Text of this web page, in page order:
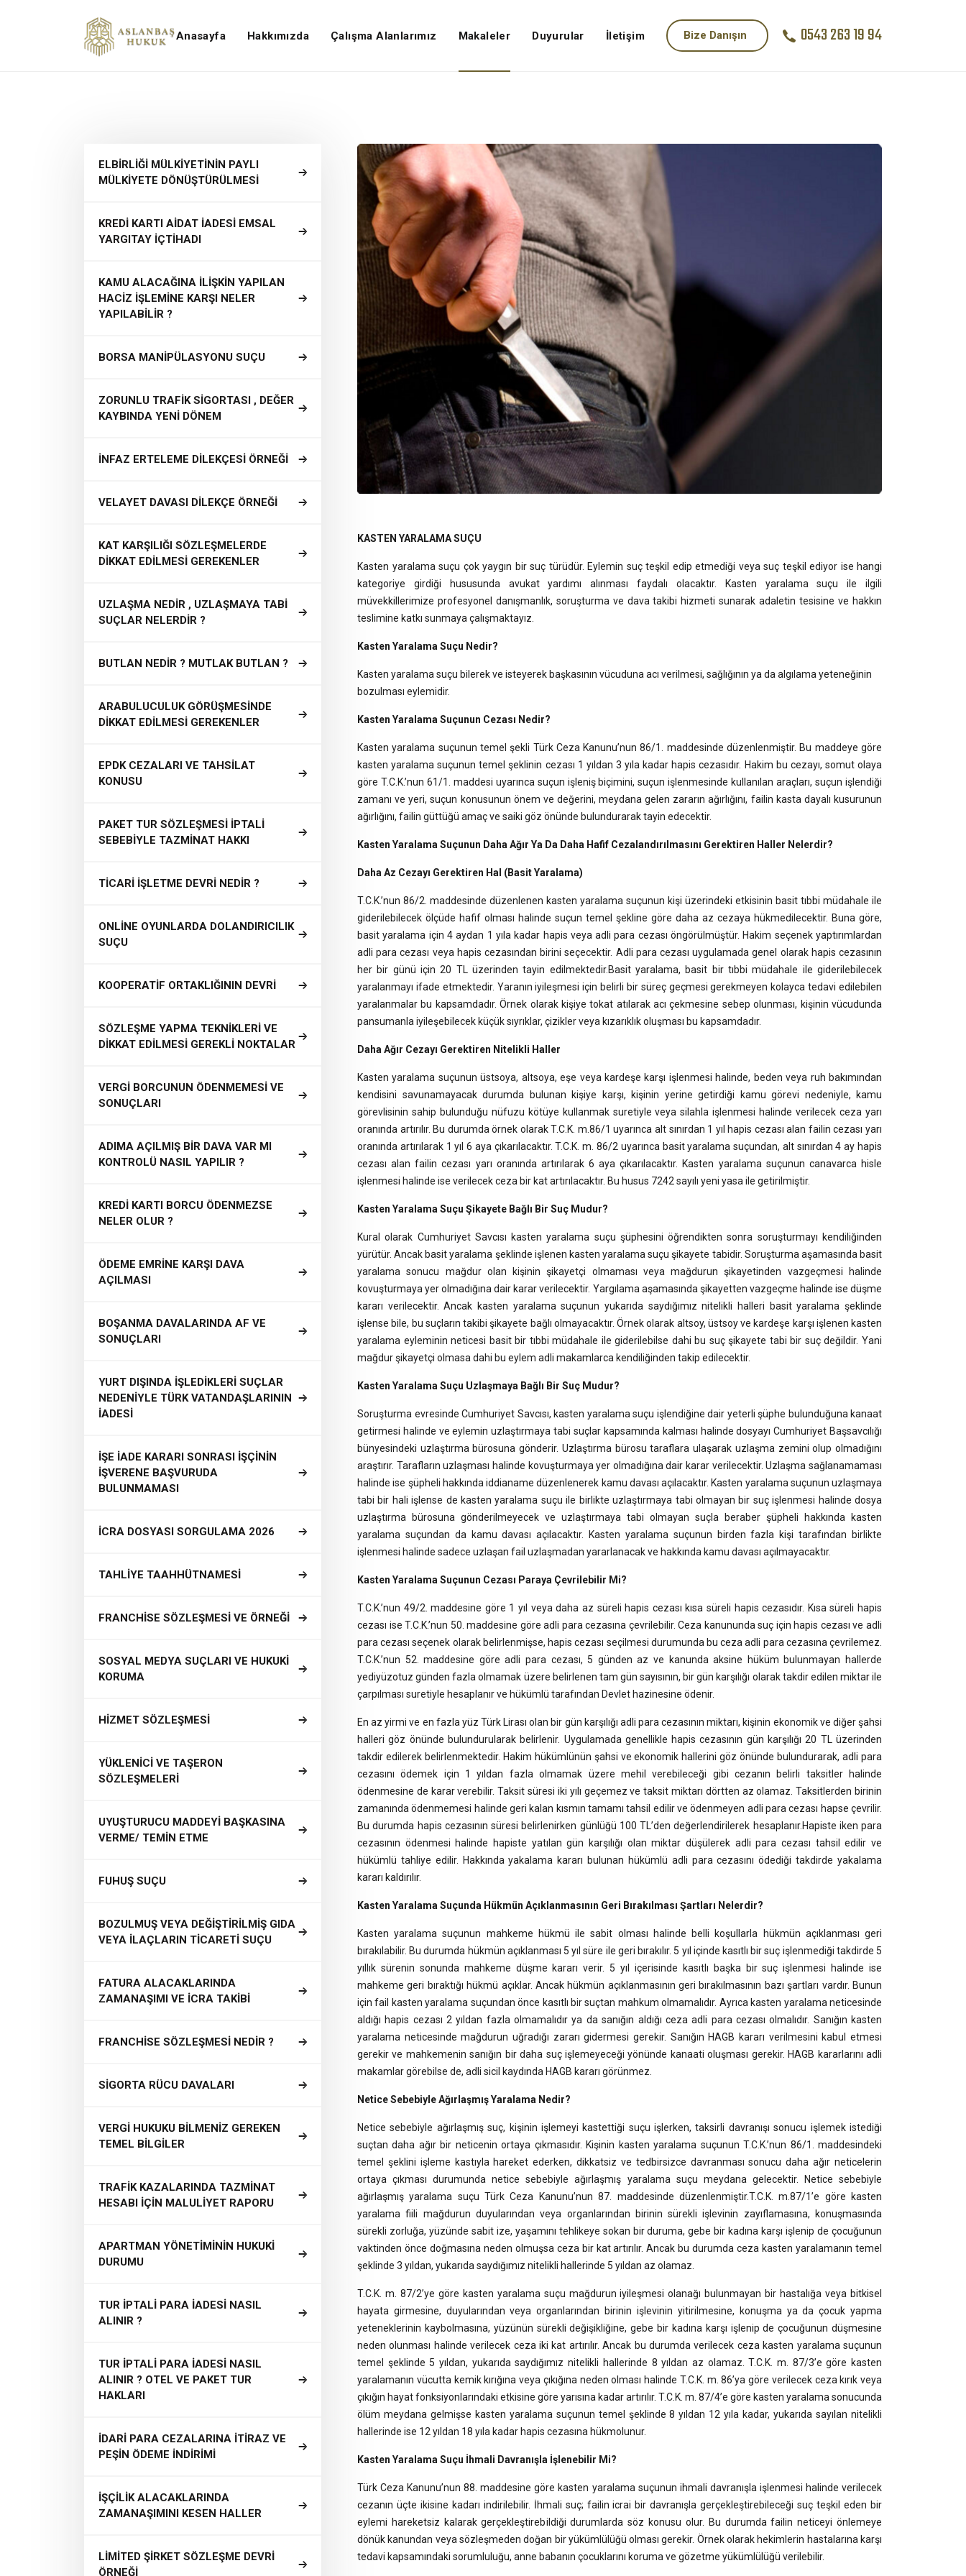
Anasayfa Hakkımızda Çalışma Alanlarımız Makaleler Duyurular İletişim Bize Danışın 0543 263 19 94
ELBİRLİĞİ MÜLKİYETİNİN PAYLI
MÜLKİYETE DÖNÜŞTÜRÜLMESİ
KREDİ KARTI AİDAT İADESİ EMSAL
YARGITAY İÇTİHADI
KAMU ALACAĞINA İLİŞKİN YAPILAN
HACİZ İŞLEMİNE KARŞI NELER
YAPILABİLİR ?
BORSA MANİPÜLASYONU SUÇU
ZORUNLU TRAFİK SİGORTASI , DEĞER
KAYBINDA YENİ DÖNEM
İNFAZ ERTELEME DİLEKÇESİ ÖRNEĞİ
VELAYET DAVASI DİLEKÇE ÖRNEĞİ
KAT KARŞILIĞI SÖZLEŞMELERDE
DİKKAT EDİLMESİ GEREKENLER
UZLAŞMA NEDİR , UZLAŞMAYA TABİ
SUÇLAR NELERDİR ?
BUTLAN NEDİR ? MUTLAK BUTLAN ?
ARABULUCULUK GÖRÜŞMESİNDE
DİKKAT EDİLMESİ GEREKENLER
EPDK CEZALARI VE TAHSİLAT
KONUSU
PAKET TUR SÖZLEŞMESİ İPTALİ
SEBEBİYLE TAZMİNAT HAKKI
TİCARİ İŞLETME DEVRİ NEDİR ?
ONLİNE OYUNLARDA DOLANDIRICILIK
SUÇU
KOOPERATİF ORTAKLIĞININ DEVRİ
SÖZLEŞME YAPMA TEKNİKLERİ VE
DİKKAT EDİLMESİ GEREKLİ NOKTALAR
VERGİ BORCUNUN ÖDENMEMESİ VE
SONUÇLARI
ADIMA AÇILMIŞ BİR DAVA VAR MI
KONTROLÜ NASIL YAPILIR ?
KREDİ KARTI BORCU ÖDENMEZSE
NELER OLUR ?
ÖDEME EMRİNE KARŞI DAVA
AÇILMASI
BOŞANMA DAVALARINDA AF VE
SONUÇLARI
YURT DIŞINDA İŞLEDİKLERİ SUÇLAR
NEDENİYLE TÜRK VATANDAŞLARININ
İADESİ
İŞE İADE KARARI SONRASI İŞÇİNİN
İŞVERENE BAŞVURUDA
BULUNMAMASI
İCRA DOSYASI SORGULAMA 2026
TAHLİYE TAAHHÜTNAMESİ
FRANCHİSE SÖZLEŞMESİ VE ÖRNEĞİ
SOSYAL MEDYA SUÇLARI VE HUKUKİ
KORUMA
HİZMET SÖZLEŞMESİ
YÜKLENİCİ VE TAŞERON
SÖZLEŞMELERİ
UYUŞTURUCU MADDEYİ BAŞKASINA
VERME/ TEMİN ETME
FUHUŞ SUÇU
BOZULMUŞ VEYA DEĞİŞTİRİLMİŞ GIDA
VEYA İLAÇLARIN TİCARETİ SUÇU
FATURA ALACAKLARINDA
ZAMANAŞIMI VE İCRA TAKİBİ
FRANCHİSE SÖZLEŞMESİ NEDİR ?
SİGORTA RÜCU DAVALARI
VERGİ HUKUKU BİLMENİZ GEREKEN
TEMEL BİLGİLER
TRAFİK KAZALARINDA TAZMİNAT
HESABI İÇİN MALULİYET RAPORU
APARTMAN YÖNETİMİNİN HUKUKİ
DURUMU
TUR İPTALİ PARA İADESİ NASIL
ALINIR ?
TUR İPTALİ PARA İADESİ NASIL
ALINIR ? OTEL VE PAKET TUR
HAKLARI
İDARİ PARA CEZALARINA İTİRAZ VE
PEŞİN ÖDEME İNDİRİMİ
İŞÇİLİK ALACAKLARINDA
ZAMANAŞIMINI KESEN HALLER
LİMİTED ŞİRKET SÖZLEŞME DEVRİ
ÖRNEĞİ
KASTEN YARALAMA SUÇU
Kasten yaralama suçu çok yaygın bir suç türüdür. Eylemin suç teşkil edip etmediği veya suç teşkil ediyor ise hangi
kategoriye girdiği hususunda avukat yardımı alınması faydalı olacaktır. Kasten yaralama suçu ile ilgili
müvekkillerimize profesyonel danışmanlık, soruşturma ve dava takibi hizmeti sunarak adaletin tesisine ve hakkın
teslimine katkı sunmaya çalışmaktayız.
Kasten Yaralama Suçu Nedir?
Kasten yaralama suçu bilerek ve isteyerek başkasının vücuduna acı verilmesi, sağlığının ya da algılama yeteneğinin
bozulması eylemidir.
Kasten Yaralama Suçunun Cezası Nedir?
Kasten yaralama suçunun temel şekli Türk Ceza Kanunu’nun 86/1. maddesinde düzenlenmiştir. Bu maddeye göre
kasten yaralama suçunun temel şeklinin cezası 1 yıldan 3 yıla kadar hapis cezasıdır. Hakim bu cezayı, somut olaya
göre T.C.K.’nun 61/1. maddesi uyarınca suçun işleniş biçimini, suçun işlenmesinde kullanılan araçları, suçun işlendiği
zamanı ve yeri, suçun konusunun önem ve değerini, meydana gelen zararın ağırlığını, failin kasta dayalı kusurunun
ağırlığını, failin güttüğü amaç ve saiki göz önünde bulundurarak tayin edecektir.
Kasten Yaralama Suçunun Daha Ağır Ya Da Daha Hafif Cezalandırılmasını Gerektiren Haller Nelerdir?
Daha Az Cezayı Gerektiren Hal (Basit Yaralama)
T.C.K.’nun 86/2. maddesinde düzenlenen kasten yaralama suçunun kişi üzerindeki etkisinin basit tıbbi müdahale ile
giderilebilecek ölçüde hafif olması halinde suçun temel şekline göre daha az cezaya hükmedilecektir. Buna göre,
basit yaralama için 4 aydan 1 yıla kadar hapis veya adli para cezası öngörülmüştür. Hakim seçenek yaptırımlardan
adli para cezası veya hapis cezasından birini seçecektir. Adli para cezası uygulamada genel olarak hapis cezasının
her bir günü için 20 TL üzerinden tayin edilmektedir.Basit yaralama, basit bir tıbbi müdahale ile giderilebilecek
yaralanmayı ifade etmektedir. Yaranın iyileşmesi için belirli bir süreç geçmesi gerekmeyen kolayca tedavi edilebilen
yaralanmalar bu kapsamdadır. Örnek olarak kişiye tokat atılarak acı çekmesine sebep olunması, kişinin vücudunda
pansumanla iyileşebilecek küçük sıyrıklar, çizikler veya kızarıklık oluşması bu kapsamdadır.
Daha Ağır Cezayı Gerektiren Nitelikli Haller
Kasten yaralama suçunun üstsoya, altsoya, eşe veya kardeşe karşı işlenmesi halinde, beden veya ruh bakımından
kendisini savunamayacak durumda bulunan kişiye karşı, kişinin yerine getirdiği kamu görevi nedeniyle, kamu
görevlisinin sahip bulunduğu nüfuzu kötüye kullanmak suretiyle veya silahla işlenmesi halinde verilecek ceza yarı
oranında artırılır. Bu durumda örnek olarak T.C.K. m.86/1 uyarınca alt sınırdan 1 yıl hapis cezası alan failin cezası yarı
oranında artırılarak 1 yıl 6 aya çıkarılacaktır. T.C.K. m. 86/2 uyarınca basit yaralama suçundan, alt sınırdan 4 ay hapis
cezası alan failin cezası yarı oranında artırılarak 6 aya çıkarılacaktır. Kasten yaralama suçunun canavarca hisle
işlenmesi halinde ise verilecek ceza bir kat artırılacaktır. Bu husus 7242 sayılı yeni yasa ile getirilmiştir.
Kasten Yaralama Suçu Şikayete Bağlı Bir Suç Mudur?
Kural olarak Cumhuriyet Savcısı kasten yaralama suçu şüphesini öğrendikten sonra soruşturmayı kendiliğinden
yürütür. Ancak basit yaralama şeklinde işlenen kasten yaralama suçu şikayete tabidir. Soruşturma aşamasında basit
yaralama sonucu mağdur olan kişinin şikayetçi olmaması veya mağdurun şikayetinden vazgeçmesi halinde
kovuşturmaya yer olmadığına dair karar verilecektir. Yargılama aşamasında şikayetten vazgeçme halinde ise düşme
kararı verilecektir. Ancak kasten yaralama suçunun yukarıda saydığımız nitelikli halleri basit yaralama şeklinde
işlense bile, bu suçların takibi şikayete bağlı olmayacaktır. Örnek olarak altsoy, üstsoy ve kardeşe karşı işlenen kasten
yaralama eyleminin neticesi basit bir tıbbi müdahale ile giderilebilse dahi bu suç şikayete tabi bir suç değildir. Yani
mağdur şikayetçi olmasa dahi bu eylem adli makamlarca kendiliğinden takip edilecektir.
Kasten Yaralama Suçu Uzlaşmaya Bağlı Bir Suç Mudur?
Soruşturma evresinde Cumhuriyet Savcısı, kasten yaralama suçu işlendiğine dair yeterli şüphe bulunduğuna kanaat
getirmesi halinde ve eylemin uzlaştırmaya tabi suçlar kapsamında kalması halinde dosyayı Cumhuriyet Başsavcılığı
bünyesindeki uzlaştırma bürosuna gönderir. Uzlaştırma bürosu taraflara ulaşarak uzlaşma zemini olup olmadığını
araştırır. Tarafların uzlaşması halinde kovuşturmaya yer olmadığına dair karar verilecektir. Uzlaşma sağlanamaması
halinde ise şüpheli hakkında iddianame düzenlenerek kamu davası açılacaktır. Kasten yaralama suçunun uzlaşmaya
tabi bir hali işlense de kasten yaralama suçu ile birlikte uzlaştırmaya tabi olmayan bir suç işlenmesi halinde dosya
uzlaştırma bürosuna gönderilmeyecek ve uzlaştırmaya tabi olmayan suçla beraber şüpheli hakkında kasten
yaralama suçundan da kamu davası açılacaktır. Kasten yaralama suçunun birden fazla kişi tarafından birlikte
işlenmesi halinde sadece uzlaşan fail uzlaşmadan yararlanacak ve hakkında kamu davası açılmayacaktır.
Kasten Yaralama Suçunun Cezası Paraya Çevrilebilir Mi?
T.C.K.’nun 49/2. maddesine göre 1 yıl veya daha az süreli hapis cezası kısa süreli hapis cezasıdır. Kısa süreli hapis
cezası ise T.C.K.’nun 50. maddesine göre adli para cezasına çevrilebilir. Ceza kanununda suç için hapis cezası ve adli
para cezası seçenek olarak belirlenmişse, hapis cezası seçilmesi durumunda bu ceza adli para cezasına çevrilemez.
T.C.K.’nun 52. maddesine göre adli para cezası, 5 günden az ve kanunda aksine hüküm bulunmayan hallerde
yediyüzotuz günden fazla olmamak üzere belirlenen tam gün sayısının, bir gün karşılığı olarak takdir edilen miktar ile
çarpılması suretiyle hesaplanır ve hükümlü tarafından Devlet hazinesine ödenir.
En az yirmi ve en fazla yüz Türk Lirası olan bir gün karşılığı adli para cezasının miktarı, kişinin ekonomik ve diğer şahsi
halleri göz önünde bulundurularak belirlenir. Uygulamada genellikle hapis cezasının gün karşılığı 20 TL üzerinden
takdir edilerek belirlenmektedir. Hakim hükümlünün şahsi ve ekonomik hallerini göz önünde bulundurarak, adli para
cezasını ödemek için 1 yıldan fazla olmamak üzere mehil verebileceği gibi cezanın belirli taksitler halinde
ödenmesine de karar verebilir. Taksit süresi iki yılı geçemez ve taksit miktarı dörtten az olamaz. Taksitlerden birinin
zamanında ödenmemesi halinde geri kalan kısmın tamamı tahsil edilir ve ödenmeyen adli para cezası hapse çevrilir.
Bu durumda hapis cezasının süresi belirlenirken günlüğü 100 TL’den değerlendirilerek hesaplanır.Hapiste iken para
cezasının ödenmesi halinde hapiste yatılan gün karşılığı olan miktar düşülerek adli para cezası tahsil edilir ve
hükümlü tahliye edilir. Hakkında yakalama kararı bulunan hükümlü adli para cezasını ödediği takdirde yakalama
kararı kaldırılır.
Kasten Yaralama Suçunda Hükmün Açıklanmasının Geri Bırakılması Şartları Nelerdir?
Kasten yaralama suçunun mahkeme hükmü ile sabit olması halinde belli koşullarla hükmün açıklanması geri
bırakılabilir. Bu durumda hükmün açıklanması 5 yıl süre ile geri bırakılır. 5 yıl içinde kasıtlı bir suç işlenmediği takdirde 5
yıllık sürenin sonunda mahkeme düşme kararı verir. 5 yıl içerisinde kasıtlı başka bir suç işlenmesi halinde ise
mahkeme geri bıraktığı hükmü açıklar. Ancak hükmün açıklanmasının geri bırakılmasının bazı şartları vardır. Bunun
için fail kasten yaralama suçundan önce kasıtlı bir suçtan mahkum olmamalıdır. Ayrıca kasten yaralama neticesinde
aldığı hapis cezası 2 yıldan fazla olmamalıdır ya da sanığın aldığı ceza adli para cezası olmalıdır. Sanığın kasten
yaralama neticesinde mağdurun uğradığı zararı gidermesi gerekir. Sanığın HAGB kararı verilmesini kabul etmesi
gerekir ve mahkemenin sanığın bir daha suç işlemeyeceği yönünde kanaati oluşması gerekir. HAGB kararlarını adli
makamlar görebilse de, adli sicil kaydında HAGB kararı görünmez.
Netice Sebebiyle Ağırlaşmış Yaralama Nedir?
Netice sebebiyle ağırlaşmış suç, kişinin işlemeyi kastettiği suçu işlerken, taksirli davranışı sonucu işlemek istediği
suçtan daha ağır bir neticenin ortaya çıkmasıdır. Kişinin kasten yaralama suçunun T.C.K.’nun 86/1. maddesindeki
temel şeklini işleme kastıyla hareket ederken, dikkatsiz ve tedbirsizce davranması sonucu daha ağır neticelerin
ortaya çıkması durumunda netice sebebiyle ağırlaşmış yaralama suçu meydana gelecektir. Netice sebebiyle
ağırlaşmış yaralama suçu Türk Ceza Kanunu’nun 87. maddesinde düzenlenmiştir.T.C.K. m.87/1’e göre kasten
yaralama fiili mağdurun duyularından veya organlarından birinin sürekli işlevinin zayıflamasına, konuşmasında
sürekli zorluğa, yüzünde sabit ize, yaşamını tehlikeye sokan bir duruma, gebe bir kadına karşı işlenip de çocuğunun
vaktinden önce doğmasına neden olmuşsa ceza bir kat artırılır. Ancak bu durumda ceza kasten yaralamanın temel
şeklinde 3 yıldan, yukarıda saydığımız nitelikli hallerinde 5 yıldan az olamaz.
T.C.K. m. 87/2’ye göre kasten yaralama suçu mağdurun iyileşmesi olanağı bulunmayan bir hastalığa veya bitkisel
hayata girmesine, duyularından veya organlarından birinin işlevinin yitirilmesine, konuşma ya da çocuk yapma
yeteneklerinin kaybolmasına, yüzünün sürekli değişikliğine, gebe bir kadına karşı işlenip de çocuğunun düşmesine
neden olunması halinde verilecek ceza iki kat artırılır. Ancak bu durumda verilecek ceza kasten yaralama suçunun
temel şeklinde 5 yıldan, yukarıda saydığımız nitelikli hallerinde 8 yıldan az olamaz. T.C.K. m. 87/3’e göre kasten
yaralamanın vücutta kemik kırığına veya çıkığına neden olması halinde T.C.K. m. 86’ya göre verilecek ceza kırık veya
çıkığın hayat fonksiyonlarındaki etkisine göre yarısına kadar artırılır. T.C.K. m. 87/4’e göre kasten yaralama sonucunda
ölüm meydana gelmişse kasten yaralama suçunun temel şeklinde 8 yıldan 12 yıla kadar, yukarıda sayılan nitelikli
hallerinde ise 12 yıldan 18 yıla kadar hapis cezasına hükmolunur.
Kasten Yaralama Suçu İhmali Davranışla İşlenebilir Mi?
Türk Ceza Kanunu’nun 88. maddesine göre kasten yaralama suçunun ihmali davranışla işlenmesi halinde verilecek
cezanın üçte ikisine kadarı indirilebilir. İhmali suç; failin icrai bir davranışla gerçekleştirebileceği suç teşkil eden bir
eylemi hareketsiz kalarak gerçekleştirebildiği durumlarda söz konusu olur. Bu durumda failin neticeyi önlemeye
dönük kanundan veya sözleşmeden doğan bir yükümlülüğü olması gerekir. Örnek olarak hekimlerin hastalarına karşı
tedavi kapsamındaki sorumluluğu, anne babanın çocuklarını koruma ve gözetme yükümlülüğü verilebilir.